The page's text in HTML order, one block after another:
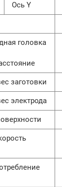
Ось Y
головка
заготовки
электрода